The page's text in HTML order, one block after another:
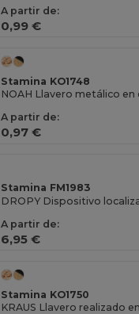
A partir de:
0,99 €
Stamina KO1748
A partir de:
0,97 €
Stamina FM1983
A partir de:
6,95 €
Stamina KO1750